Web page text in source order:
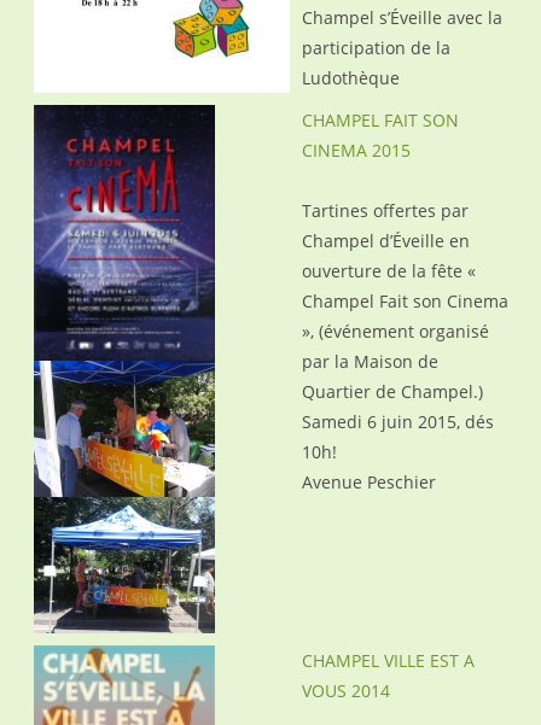
Champel s’Éveille avec la
participation de la
Ludothèque
CHAMPEL FAIT SON
CINEMA 2015
Tartines offertes par
Champel d’Éveille en
ouverture de la fête «
Champel Fait son Cinema
», (événement organisé
par la Maison de
Quartier de Champel.)
Samedi 6 juin 2015, dés
10h!
Avenue Peschier
CHAMPEL VILLE EST A
VOUS 2014